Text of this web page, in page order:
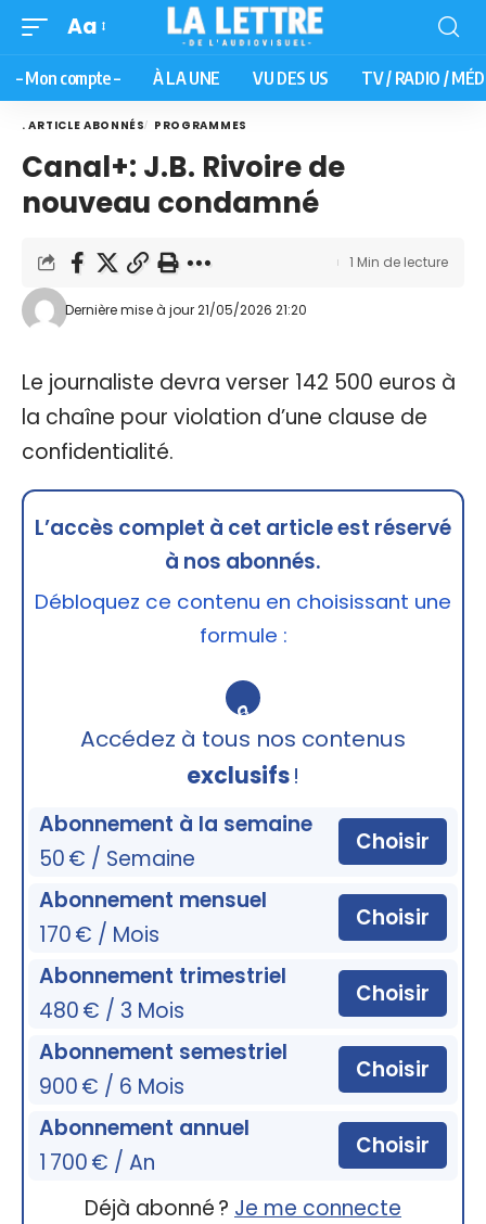
Aa
– Mon compte – À LA UNE VU DES US TV / RADIO /
. ARTICLE ABONNÉS PROGRAMMES
Canal+: J.B. Rivoire de
nouveau condamné
Dernière mise à jour 21/05/2026 21:20
1 Min de lecture
Le journaliste devra verser 142 500 euros à
la chaîne pour violation d’une clause de
confidentialité.
L’accès complet à cet article est réservé
à nos abonnés.
Débloquez ce contenu en choisissant une
formule :
🔒
Accédez à tous nos contenus
exclusifs!
Abonnement à la semaine
50 € / Semaine
Choisir
Abonnement mensuel
170 € / Mois
Choisir
Abonnement trimestriel
480 € / 3 Mois
Choisir
Abonnement semestriel
900 € / 6 Mois
Choisir
Abonnement annuel
1 700 € / An
Choisir
Déjà abonné ? Je me connecte